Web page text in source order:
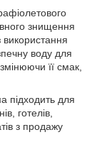
знищення
використання
воду для
її смак,
підходить для
готелів,
з продажу